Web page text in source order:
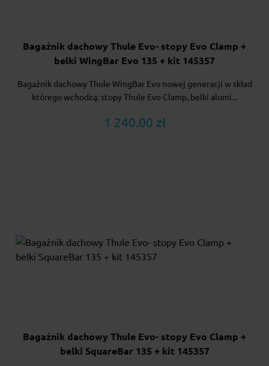
Bagażnik dachowy Thule Evo- stopy Evo Clamp +
belki WingBar Evo 135 + kit 145357
Bagażnik dachowy Thule WingBar Evo nowej generacji w skład
którego wchodzą: stopy Thule Evo Clamp, belki alumi...
1 240.00 zł
Bagażnik dachowy Thule Evo- stopy Evo Clamp +
belki SquareBar 135 + kit 145357